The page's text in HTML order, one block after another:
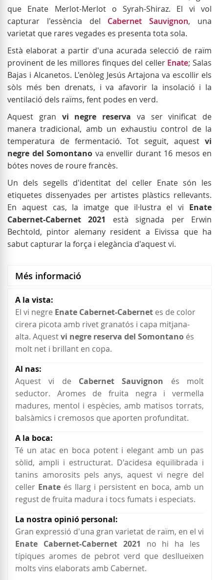
que Enate Merlot-Merlot o Syrah-Shiraz. El vi vol
capturar l'essència del Cabernet Sauvignon, una
varietat que rares vegades es presenta tota sola.
Està elaborat a partir d'una acurada selecció de raïm
provinent de les millores finques del celler Enate; Salas
Bajas i Alcanetos. L'enòleg Jesús Artajona va escollir els
sòls més ben drenats, i va afavorir la insolació i la
ventilació dels raïms, fent podes en verd.
Aquest gran vi negre reserva va ser vinificat de
manera tradicional, amb un exhaustiu control de la
temperatura de fermentació. Tot seguit, aquest vi
negre del Somontano va envellir durant 16 mesos en
bótes noves de roure francès.
Un dels segells d'identitat del celler Enate són les
etiquetes dissenyades per artistes plàstics rellevants.
En aquest cas, la imatge que il·lustra el vi Enate
Cabernet-Cabernet 2021
està signada per Erwin
Bechtold, pintor alemany resident a Eivissa que ha
sabut capturar la força i elegància d'aquest vi.
Més informació
Més
informació
El vi negre Enate Cabernet-Cabernet es de color
cirera picota amb rivet granatós i capa mitjana-
alta. Aquestvi negre reserva del Somontano és
molt net i brillant en copa.
Aquest vi de Cabernet Sauvignon és molt
seductor. Aromes de fruita negra i vermella
madures, mentol i espècies, amb matisos torrats,
balsàmics i cremosos que aporten profunditat.
Té un atac en boca potent i elegant amb un pas
sòlid, ampli i estructurat. D'acidesa equilibrada i
tanins amorosits pels anys, aquest vi negre del
celler Enate és llarg i persistent en boca, amb un
regust de fruita madura i tocs fumats i especiats.
Gran expressió d'una gran varietat de raïm, en el vi
Enate Cabernet-Cabernet 2021 no hi ha les
típiques aromes de pebrot verd que desllueixen
molts vins elaborats amb Cabernet.